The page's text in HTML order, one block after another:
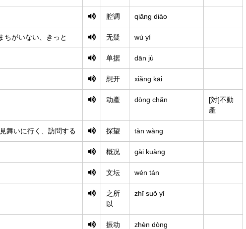
腔调 qiāng diào
ちがいない、きっと 无疑 wú yí
单据 dān jù
想开 xiǎng kāi
动產 dòng chǎn
[対]不動
產
舞いに行く、訪問する 探望 tàn wàng
概况 gài kuàng
文坛 wén tán
之所
以
zhī suǒ yǐ
振动 zhèn dòng